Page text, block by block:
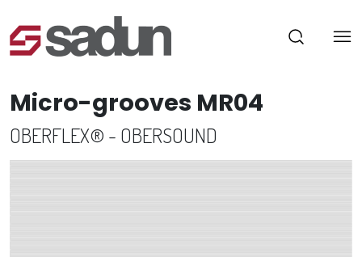
Micro-grooves MR04
OBERFLEX® - OBERSOUND